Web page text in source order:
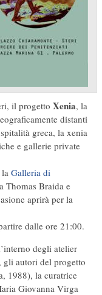
il progetto Xenia, la
distanti
greca, la xenia
e gallerie private
Galleria di
Thomas Braida e
aprirà per la
dalle ore 21:00.
degli atelier
gli autori del progetto
1988), la curatrice
Giovanna Virga